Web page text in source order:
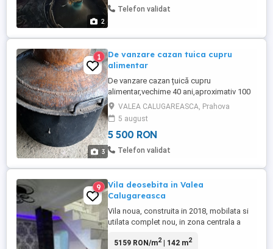
2
Telefon validat
3
1
De vanzare cazan tuica cupru
alimentar
De vanzare cazan țuică cupru
alimentar,vechime 40 ani,aproximativ 100
litri,format din cazan, capac,teava,cazan
răcitor cu serpentine,cazan soba cu
lemne!Predare personala in comuna Valea
Calugareasca Prahova!
VALEA CALUGAREASCA, Prahova
5 august
5 500 RON
Telefon validat
9
Vila deosebita in Valea
Calugareasca
Vila noua, construita in 2018, mobilata si
utilata complet nou, in zona centrala a
3 dormitoare, dresing, living, baie,
5159 RON/m2| 142 m2